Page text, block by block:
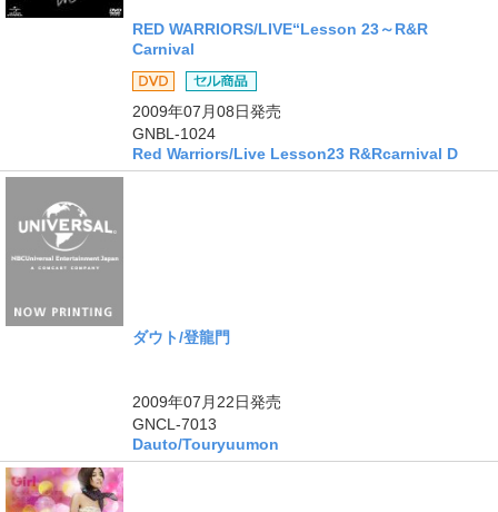
RED WARRIORS/LIVE“Lesson 23～R&R
Carnival
2009年07月08日発売
GNBL-1024
Red Warriors/Live Lesson23 R&Rcarnival D
ダウト/登龍門
2009年07月22日発売
GNCL-7013
Dauto/Touryuumon